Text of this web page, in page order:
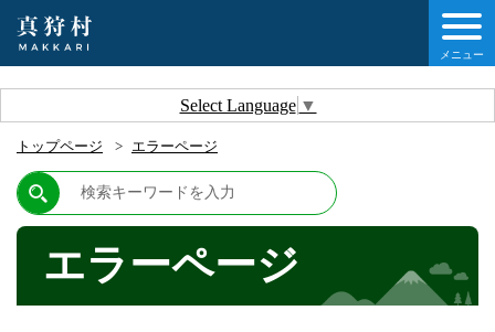
Select Language ▼
メニュー
トップページ エラーページ
エラーページ
の情報
報
について
移住・定住ガイド